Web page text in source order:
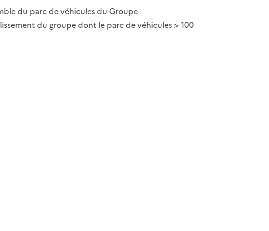
du parc de véhicules du Groupe
du groupe dont le parc de véhicules > 100